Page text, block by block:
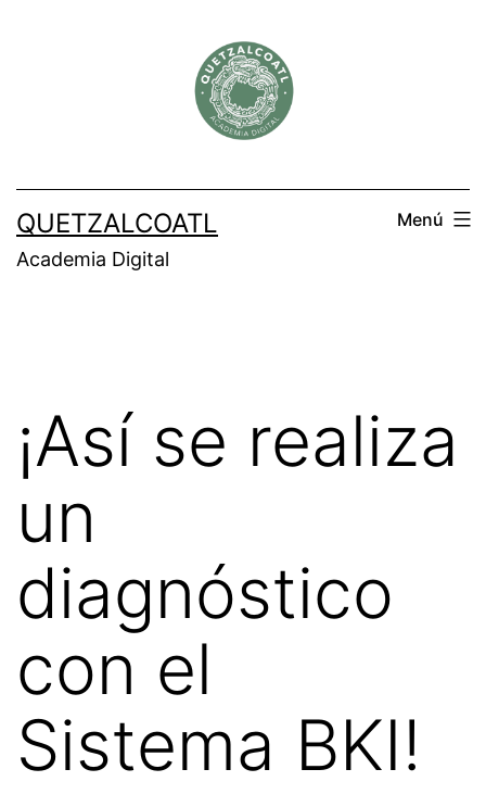
QUETZALCOATL
Academia Digital
Menú
¡Así se realiza
un
diagnóstico
con el
Sistema BKI!